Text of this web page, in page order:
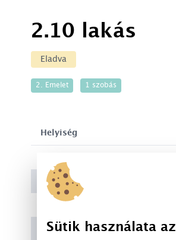
2.10 lakás
Eladva
2. Emelet 1 szobás
Helyiség
Fürdőszoba
Konyha
Nappali
Sütik használata az